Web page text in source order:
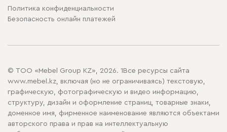
Политика конфиденциальности
Безопасность онлайн платежей
© ТОО «Mebel Group KZ», 2026. 1Все ресурсы сайта
www.mebel.kz, включая (но не ограничиваясь) текстовую,
графическую, фотографическую и видео информацию,
структуру, дизайн и оформление страниц, товарные знаки,
доменное имя, фирменное наименование являются объектами
авторского права и прав на интеллектуальную